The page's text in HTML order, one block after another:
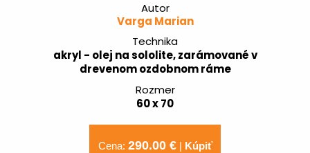
Autor
Varga Marian
Technika
akryl - olej na sololite, zarámované v
drevenom ozdobnom ráme
Rozmer
60 x 70
Cena: 290.00 €| Kúpiť